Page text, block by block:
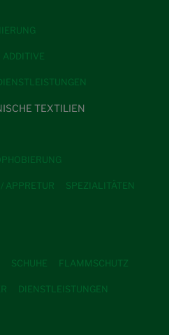
ADDITIVE
DIENSTLEISTUNGEN
TEXTILIEN
APPRETUR SPEZIALITÄTEN
SCHUHE FLAMMSCHUTZ
DIENSTLEISTUNGEN